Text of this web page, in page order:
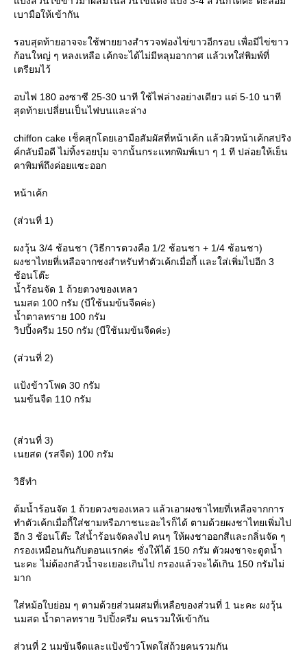
เบามือให้เข้ากัน
รอบสุดท้ายอาจจะใช้พายยางสำรวจฟองไข่ขาวอีกรอบ เพื่อมีไข่ขาว
ก้อนใหญ่ ๆ หลงเหลือ เค้กจะได้ไม่มีหลุมอากาศ แล้วเทใส่พิมพ์ที่
เตรียมไว้
อบไฟ 180 องซาซี 25-30 นาที ใช้ไฟล่างอย่างเดียว แต่ 5-10 นาที
สุดท้ายเปลี่ยนเป็นไฟบนและล่าง
chiffon cake เช็คสุกโดยเอามือสัมผัสที่หน้าเค้ก แล้วผิวหน้าเค้กสปริง
ค์กลับมือดี ไม่ทิ้งรอยบุ๋ม จากนั้นกระแทกพิมพ์เบา ๆ 1 ที ปล่อยให้เย็น
คาพิมพ์ถึงค่อยแซะออก
หน้าเค้ก
(ส่วนที่ 1)
ผงวุ้น 3/4 ช้อนชา (วิธีการตวงคือ 1/2 ช้อนชา + 1/4 ช้อนชา)
ผงชาไทยที่เหลือจากชงสำหรับทำตัวเค้กเมื่อกี้ และใส่เพิ่มไปอีก 3
ช้อนโต๊ะ
น้ำร้อนจัด 1 ถ้วยตวงของเหลว
นมสด 100 กรัม (บีใช้นมข้นจืดค่ะ)
น้ำตาลทราย 100 กรัม
วิปปิ้งครีม 150 กรัม (บีใช้นมข้นจืดค่ะ)
(ส่วนที่ 2)
ป้งข้าวโพด 30 กรัม
นมข้นจืด 110 กรัม
(ส่วนที่ 3)
เนยสด (รสจืด) 100 กรัม
วิธีทำ
ต้มน้ำร้อนจัด 1 ถ้วยตวงของเหลว แล้วเอาผงชาไทยที่เหลือจากการ
ทำตัวเค้กเมื่อกี้ใส่ชามหรือภาชนะอะไรก็ได้ ตามด้วยผงชาไทยเพิ่มไป
อีก 3 ช้อนโต๊ะ ใส่น้ำร้อนจัดลงไป คนๆ ให้ผงชาออกสีและกลิ่นจัด ๆ
กรองเหมือนกันกับตอนแรกค่ะ ชั่งให้ได้ 150 กรัม ตัวผงชาจะดูดน้ำ
นะคะ ไม่ต้องกลัวน้ำจะเยอะเกินไป กรองแล้วจะได้เกิน 150 กรัมไม่
มาก
ส่หม้อใบย่อม ๆ ตามด้วยส่วนผสมที่เหลือของส่วนที่ 1 นะคะ ผงวุ้น
นมสด น้ำตาลทราย วิปปิ้งครีม คนรวมให้เข้ากัน
ส่วนที่ 2 นมข้นจืดและแป้งข้าวโพดใส่ถ้วยคนรวมกัน